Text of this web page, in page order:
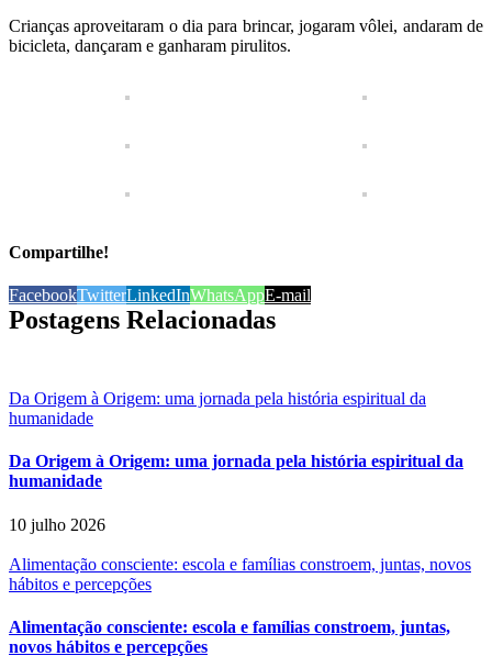
Crianças aproveitaram o dia para brincar, jogaram vôlei, andaram de
bicicleta, dançaram e ganharam pirulitos.
Compartilhe!
FacebookTwitterLinkedInWhatsAppE-mail
Postagens Relacionadas
Da Origem à Origem: uma jornada pela história espiritual da
humanidade
Da Origem à Origem: uma jornada pela história espiritual da
humanidade
10 julho 2026
Alimentação consciente: escola e famílias constroem, juntas, novos
hábitos e percepções
Alimentação consciente: escola e famílias constroem, juntas,
novos hábitos e percepções